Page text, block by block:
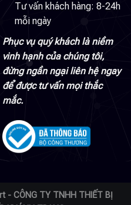
Tư vấn khách hàng: 8-24h
mỗi ngày
Phục vụ quý khách là niềm
vinh hạnh của chúng tôi,
đừng ngần ngại liên hệ ngay
để được tư vấn mọi thắc
mắc.
- CÔNG TY TNHH THIẾT BỊ